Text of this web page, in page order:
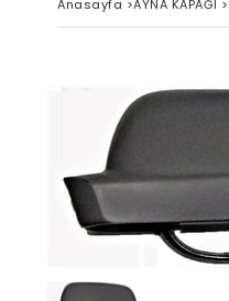
Anasayfa >AYNA KAPAĞI >